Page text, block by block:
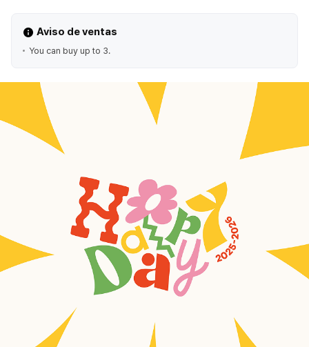
Aviso de ventas
You can buy up to 3.